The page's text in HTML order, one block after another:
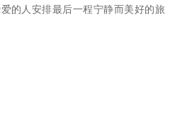
的人安排最后一程宁静而美好的旅